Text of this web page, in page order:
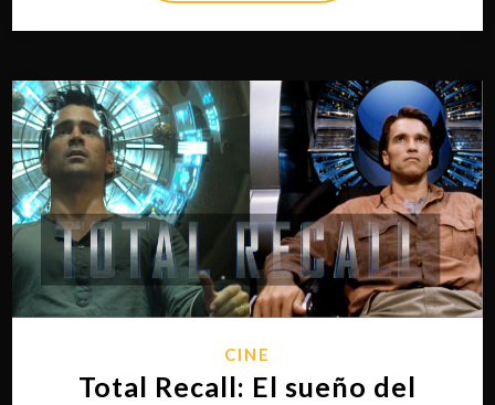
CINE
Total Recall: El sueño del